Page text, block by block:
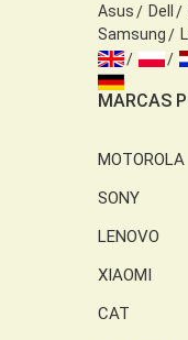
Asus
Dell
Samsung
MARCAS
MOTOROLA
SONY
LENOVO
XIAOMI
CAT